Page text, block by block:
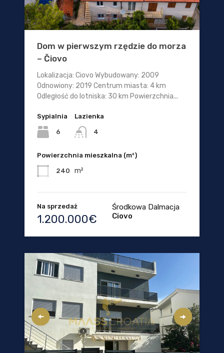
Dom w pierwszym rzędzie do morza
– Čiovo
Lokalizacja: Ciovo Wybudowany: 2009
Odnowiony: 2019 Centrum miasta: 4 km
Odległość do lotniska: 30 km Powierzchnia...
Sypialnia
6
Lazienka
4
Powierzchnia mieszkalna (m²)
240 m²
Na sprzedaż
1.200.000€
Środkowa Dalmacja
Ciovo